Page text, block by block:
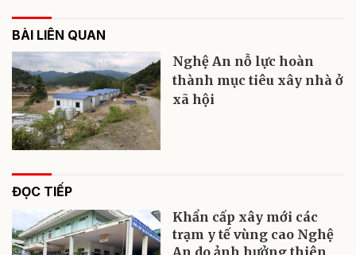
BÀI LIÊN QUAN
Nghệ An nỗ lực hoàn
thành mục tiêu xây nhà ở
xã hội
ĐỌC TIẾP
Khẩn cấp xây mới các
trạm y tế vùng cao Nghệ